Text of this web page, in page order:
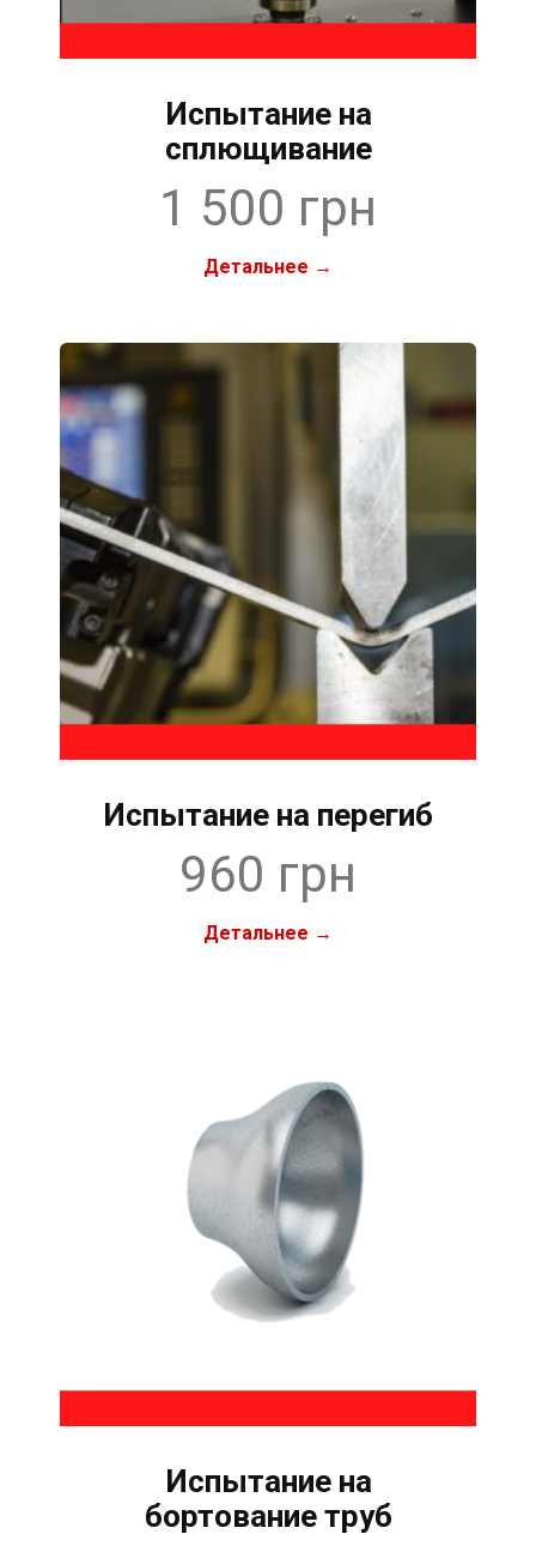
Испытание на
сплющивание
1 500 грн
Детальнее →
Испытание на перегиб
960 грн
Детальнее →
Испытание на
бортование труб